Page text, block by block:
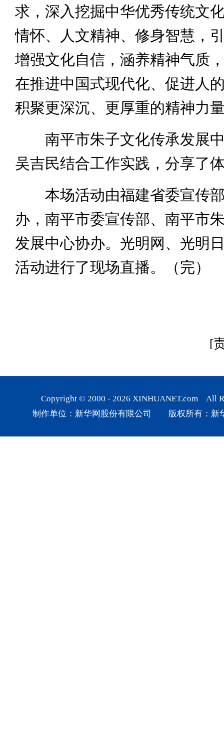
求，深入挖掘中华优秀传统文
情怀、人文精神、修身智慧，
增强文化自信，涵养精神气质
在推进中国式现代化、促进人
积聚更深沉、更厚重的精神力
南平市朱子文化传承发展中
吴吉民结合工作实践，分享了
本场活动由福建省委宣传部
办，南平市委宣传部、南平市
发展中心协办。光明网、光明
活动进行了现场直播。（完）
[
Copyright © 2000 - 2026 XINHUANET.com All
制作单位：新华网股份有限公司 版权所有：新